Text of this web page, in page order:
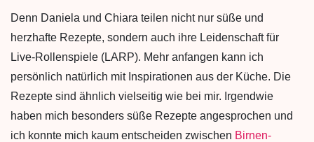
Denn Daniela und Chiara teilen nicht nur süße und
herzhafte Rezepte, sondern auch ihre Leidenschaft für
Live-Rollenspiele (LARP). Mehr anfangen kann ich
persönlich natürlich mit Inspirationen aus der Küche. Die
Rezepte sind ähnlich vielseitig wie bei mir. Irgendwie
haben mich besonders süße Rezepte angesprochen und
ich konnte mich kaum entscheiden zwischen Birnen-